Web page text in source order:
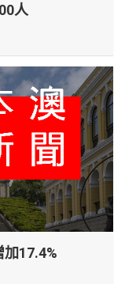
人
加17.4%